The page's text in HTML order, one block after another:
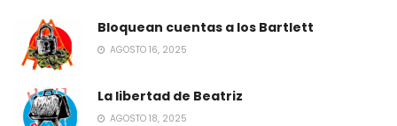
Bloquean cuentas a los Bartlett
AGOSTO 16, 2025
La libertad de Beatriz
AGOSTO 18, 2025